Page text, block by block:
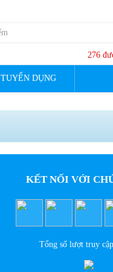
276
TUYỂN DỤNG
KẾT NỐI VỚI
Tổng số lượt truy